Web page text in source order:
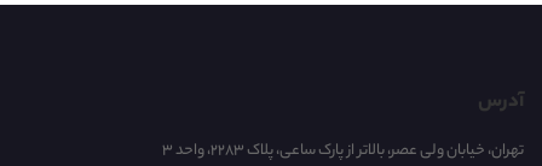
آدرس
تهران، خیابان ولی عصر، بالاتر از پارک ساعی، پلاک 2283، واحد 3